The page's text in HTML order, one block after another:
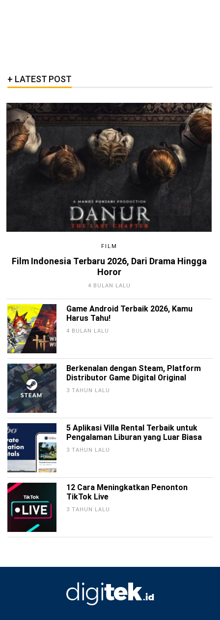
LATEST POST
FILM
Film Indonesia Terbaru 2026, Dari Drama Hingga
Horor
4 BULAN LALU
Game Android Terbaik 2026, Kamu
Harus Tahu!
4 BULAN LALU
Berkenalan dengan Steam, Platform
Distributor Game Digital Original
3 TAHUN LALU
5 Aplikasi Villa Rental Terbaik untuk
Pengalaman Liburan yang Luar Biasa
3 TAHUN LALU
12 Cara Meningkatkan Penonton
TikTok Live
3 TAHUN LALU